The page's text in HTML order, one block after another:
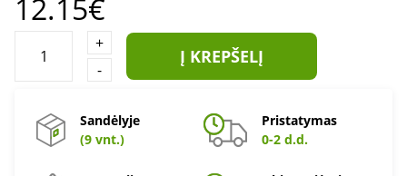
12.15€
+
-
Į KREPŠELĮ
Sandėlyje
(9 vnt.)
Pristatymas
0-2 d.d.